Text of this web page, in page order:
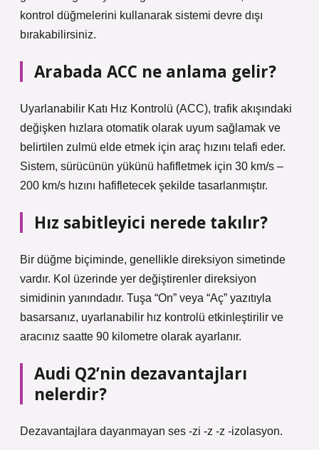
kontrol düğmelerini kullanarak sistemi devre dışı
bırakabilirsiniz.
Arabada ACC ne anlama gelir?
Uyarlanabilir Katı Hız Kontrolü (ACC), trafik akışındaki
değişken hızlara otomatik olarak uyum sağlamak ve
belirtilen zulmü elde etmek için araç hızını telafi eder.
Sistem, sürücünün yükünü hafifletmek için 30 km/s –
200 km/s hızını hafifletecek şekilde tasarlanmıştır.
Hız sabitleyici nerede takılır?
Bir düğme biçiminde, genellikle direksiyon simetinde
vardır. Kol üzerinde yer değiştirenler direksiyon
simidinin yanındadır. Tuşa “On” veya “Aç” yazıtıyla
basarsanız, uyarlanabilir hız kontrolü etkinleştirilir ve
aracınız saatte 90 kilometre olarak ayarlanır.
Audi Q2’nin dezavantajları
nelerdir?
Dezavantajlara dayanmayan ses -zi -z -z -izolasyon.